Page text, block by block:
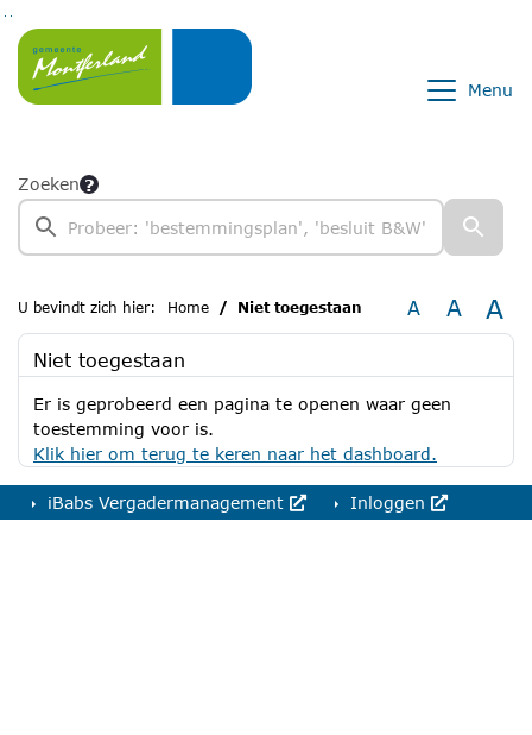
Ga naar de inhoud van deze pagina
Ga naar het zoeken
Ga naar het menu
Menu
Zoeken
U bevindt zich hier: Home Niet toegestaan A A A
Niet toegestaan
Er is geprobeerd een pagina te openen waar geen
toestemming voor is.
Klik hier om terug te keren naar het dashboard.
iBabs Vergadermanagement Inloggen